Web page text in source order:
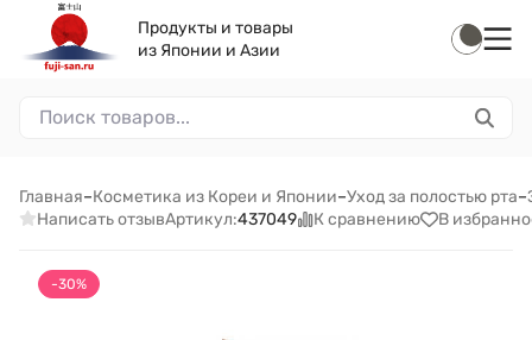
Продукты и товары
из Японии и Азии
Главная–Косметика из Кореи и Японии–Уход за полостью рта–
Написать отзывАртикул:437049 К сравнению В
-30%